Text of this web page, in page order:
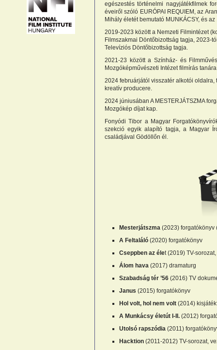
egészestés történelmi nagyjátékfilmek
éveiről szóló EURÓPAI REQUIEM, az
Mihály életét bemutató MUNKÁCSY, és
2019-2023 között a Nemzeti Filmintézet
Filmszakmai Döntőbizottság tagja, 2023-
Televíziós Döntőbizottság tagja.
2021-23 között a Színház- és
Mozgóképművészeti Intézet filmírás
2024 februárjától visszatér alkotói
kreatív producere.
2024 júniusában A MESTERJÁTSZMA
Mozgókép díjat kap.
Fonyódi Tibor a Magyar
szekció egyik alapító tagja, a Magyar
családjával Gödöllőn él.
Mesterjátszma (2023) forgatókönyv
A Feltaláló (2020) forgatókönyv
Cseppben az élet (2019) TV-
Álom hava (2017) dramaturg
Szabadság tér ’56 (2016) TV
Janus (2015) forgatókönyv
Hol volt, hol nem volt (2014)
A Munkácsy életút I-II. (2012)
Utolsó rapszódia (2011)
Hacktion (2011-2012) TV-sorozat,